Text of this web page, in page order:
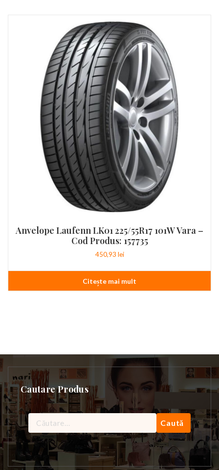
Anvelope Laufenn LK01 225/55R17 101W Vara –
Cod Produs: 157735
450,93 lei
Citește mai mult
Cautare Produs
Caută
după: